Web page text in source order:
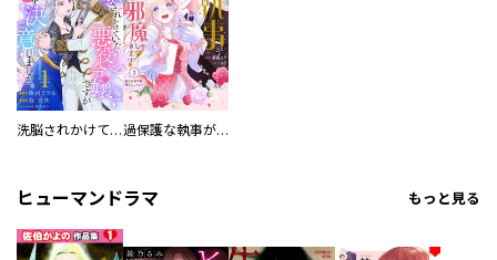
洗脳されかけていた悪役令嬢ですが家出を決意しました。【電子単行本版／特典おまけ付き】 過保護な執事が私の婚活を邪魔してきます！ 分冊版
ヒューマンドラマ もっと見る